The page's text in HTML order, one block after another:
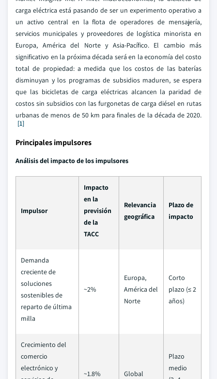
carga eléctrica está pasando de ser un experimento operativo a
un activo central en la flota de operadores de mensajería,
servicios municipales y proveedores de logística minorista en
Europa, América del Norte y Asia-Pacífico. El cambio más
significativo en la próxima década será en la economía del costo
total de propiedad: a medida que los costos de las baterías
disminuyan y los programas de subsidios maduren, se espera
que las bicicletas de carga eléctricas alcancen la paridad de
costos sin subsidios con las furgonetas de carga diésel en rutas
urbanas de menos de 50 km para finales de la década de 2020.
[1]
Principales impulsores
Análisis del impacto de los impulsores
Impulsor
Impacto
en la
previsión
de la
TACC
Relevancia
geográfica
Plazo de
impacto
Demanda
creciente de
soluciones
sostenibles de
reparto de última
milla
~2%
Europa,
América del
Norte
Corto
plazo (≤ 2
años)
Crecimiento del
comercio
electrónico y
~1.8% Global
Plazo
medio